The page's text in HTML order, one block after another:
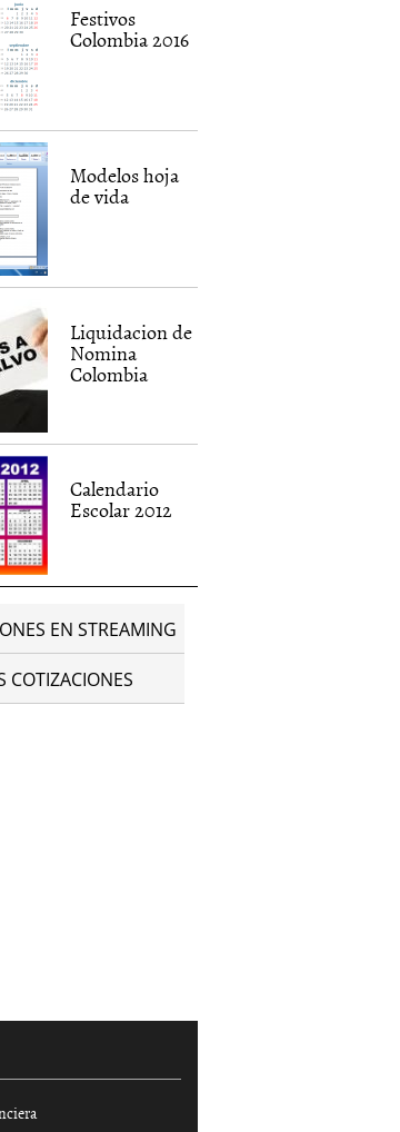
Festivos
Colombia 2016
Modelos hoja
de vida
Liquidacion de
Nomina
Colombia
Calendario
Escolar 2012
EN STREAMING
COTIZACIONES